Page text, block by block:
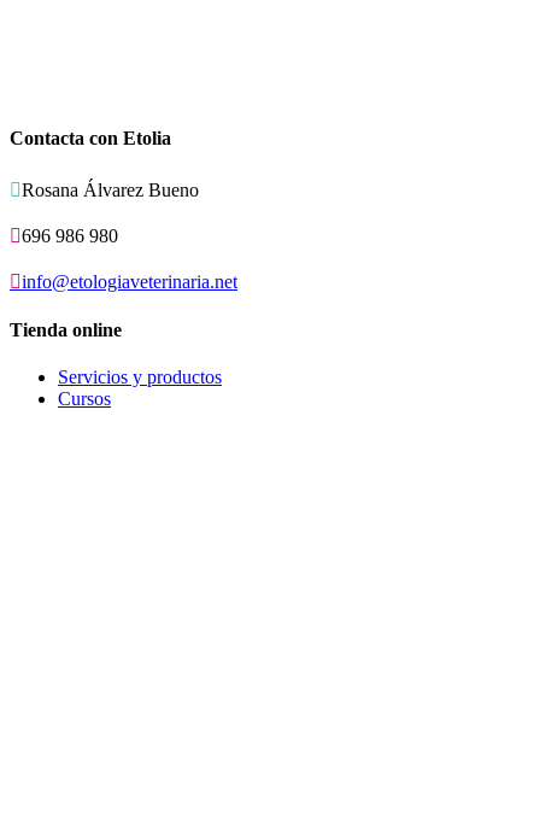
Contacta con Etolia
Rosana Álvarez Bueno
696 986 980
info@etologiaveterinaria.net
Tienda online
Servicios y productos
Cursos